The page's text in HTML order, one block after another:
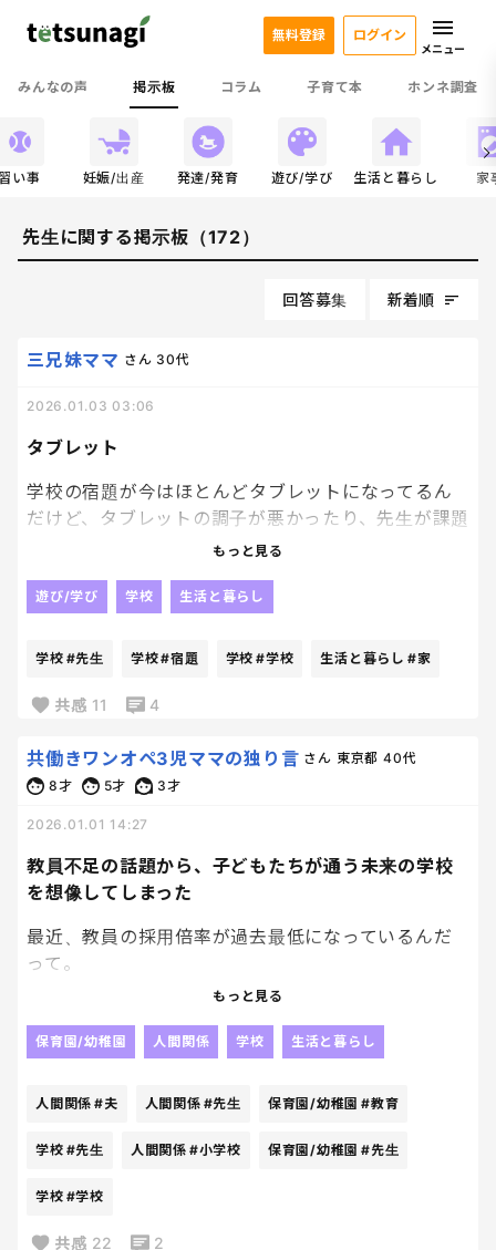
みんなの声 掲示板 コラム 子育て本 ホンネ調査
無料登録 ログイン
メニュー
い事 妊娠/出産 発達/発育 遊び/学び 生活と暮らし 家
先生に関する掲示板（172）
回答募集 新着順
タブレット
三兄妹ママ さん 30代
2026.01.03 03:06
学校の宿題が今はほとんどタブレットになってるん
だけど、タブレットの調子が悪かったり、先生が課題
を更新するの忘れてたり、、、
そんで、家で子供達がママこれどーすればいいの！！
もっと見る
遊び/学び 学校 生活と暮らし
学校 #先生 学校#宿題 学校 #学校 生活と暮らし #家
共感 11 4
教員不足の話題から、子どもたちが通う未来の学校
を想像してしまった
共働きワンオペ3児ママの独り言 さん 東京都 40代
8才
5才 3才
2026.01.01 14:27
最近、教員の採用倍率が過去最低になっているんだ
って。
でも、「先生になりたい人が減っている」という事
大人になったときの学校って、どんな場所になってい
先生の数は足りているのかな。
もっと見る
保育園/幼稚園 人間関係 学校 生活と暮らし
人間関係 #夫 人間関係 #先生 保育園/幼稚園 #教育
学校 #先生 人間関係 #小学校 保育園/幼稚園 #先生
学校 #学校
共感 22 2